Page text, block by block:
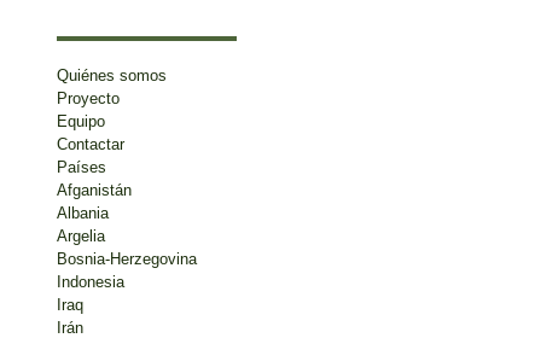
Quiénes somos
Proyecto
Equipo
Contactar
Países
Afganistán
Albania
Argelia
Bosnia-Herzegovina
Indonesia
Iraq
Irán